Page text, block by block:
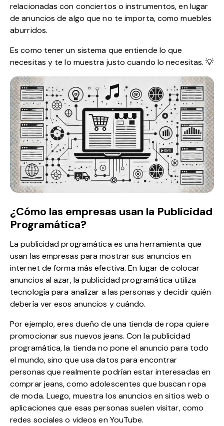
relacionadas con conciertos o instrumentos, en lugar
de anuncios de algo que no te importa, como muebles
aburridos.
Es como tener un sistema que entiende lo que
necesitas y te lo muestra justo cuando lo necesitas. 💡
¿Cómo las empresas usan la Publicidad
Programática?
La publicidad programática es una herramienta que
usan las empresas para mostrar sus anuncios en
internet de forma más efectiva. En lugar de colocar
anuncios al azar, la publicidad programática utiliza
tecnología para analizar a las personas y decidir quién
debería ver esos anuncios y cuándo.
Por ejemplo, eres dueño de una tienda de ropa quiere
promocionar sus nuevos jeans. Con la publicidad
programática, la tienda no pone el anuncio para todo
el mundo, sino que usa datos para encontrar
personas que realmente podrían estar interesadas en
comprar jeans, como adolescentes que buscan ropa
de moda. Luego, muestra los anuncios en sitios web o
aplicaciones que esas personas suelen visitar, como
redes sociales o videos en YouTube.